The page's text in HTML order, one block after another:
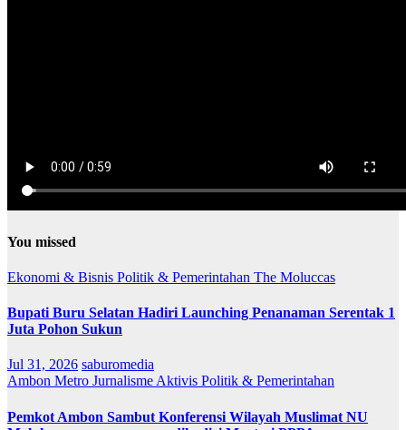
You missed
Ekonomi & Bisnis Politik & Pemerintahan The Moluccas
Bupati Buru Selatan Hadiri Launching Penanaman Serentak 1
Juta Pohon Sukun
Jul 31, 2026 saburomedia
Ambon Metro Jurnalisme Aktivis Politik & Pemerintahan
Pemkot Ambon Sambut Konferensi Wilayah Muslimat NU